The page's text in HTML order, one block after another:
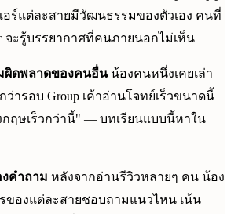
อร์แต่ละสายมีวัฒนธรรมของตัวเอง คนที่
จะรู้บรรยากาศที่คนภายนอกไม่เห็น
ผิดพลาดของคนอื่นน้องคนหนึ่งเคยเล่า
ารอบ Group เค้าอ่านโจทย์เร็วขนาดนี้
กฤษเร็วกว่านี้" — บทเรียนแบบนี้หาใน
งคำถาม หลังจากอ่านรีวิวหลายๆ คน น้อง
ของแต่ละสายชอบถามแนวไหน เน้น